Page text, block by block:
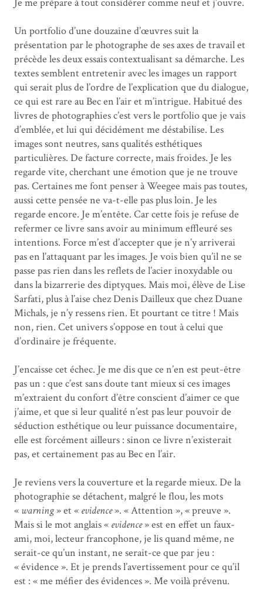
Un portfolio d’une douzaine d’œuvres suit la
présentation par le photographe de ses axes de travail et
précède les deux essais contextualisant sa démarche. Les
textes semblent entretenir avec les images un rapport
qui serait plus de l’ordre de l’explication que du dialogue,
ce qui est rare au Bec en l’air et m’intrigue. Habitué des
livres de photographies c’est vers le portfolio que je vais
d’emblée, et lui qui décidément me déstabilise. Les
images sont neutres, sans qualités esthétiques
particulières. De facture correcte, mais froides. Je les
regarde vite, cherchant une émotion que je ne trouve
pas. Certaines me font penser à Weegee mais pas toutes,
aussi cette pensée ne va-t-elle pas plus loin. Je les
regarde encore. Je m’entête. Car cette fois je refuse de
refermer ce livre sans avoir au minimum effleuré ses
intentions. Force m’est d’accepter que je n’y arriverai
pas en l’attaquant par les images. Je vois bien qu’il ne se
passe pas rien dans les reflets de l’acier inoxydable ou
dans la bizarrerie des diptyques. Mais moi, élève de Lise
Sarfati, plus à l’aise chez Denis Dailleux que chez Duane
Michals, je n’y ressens rien. Et pourtant ce titre ! Mais
non, rien. Cet univers s’oppose en tout à celui que
d’ordinaire je fréquente.
J’encaisse cet échec. Je me dis que ce n’en est peut-être
pas un : que c’est sans doute tant mieux si ces images
m’extraient du confort d’être conscient d’aimer ce que
j’aime, et que si leur qualité n’est pas leur pouvoir de
séduction esthétique ou leur puissance documentaire,
elle est forcément ailleurs : sinon ce livre n’existerait
pas, et certainement pas au Bec en l’air.
Je reviens vers la couverture et la regarde mieux. De la
photographie se détachent, malgré le flou, les mots
« warning» et « evidence». « Attention », « preuve ».
Mais si le mot anglais « evidence» est en effet un faux-
ami, moi, lecteur francophone, je lis quand même, ne
serait-ce qu’un instant, ne serait-ce que par jeu :
« évidence ». Et je prends l’avertissement pour ce qu’il
est : « me méfier des évidences ». Me voilà prévenu.